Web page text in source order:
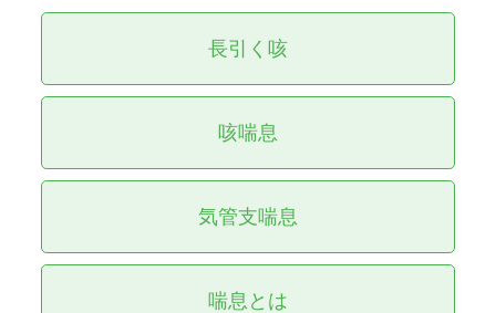
長引く咳
咳喘息
気管支喘息
喘息とは